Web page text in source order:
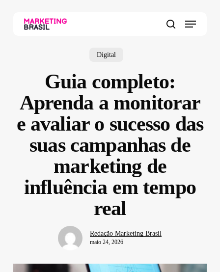
Menu
Digital
Guia completo:
Aprenda a monitorar
e avaliar o sucesso das
suas campanhas de
marketing de
influência em tempo
real
Redação Marketing Brasil
maio 24, 2026